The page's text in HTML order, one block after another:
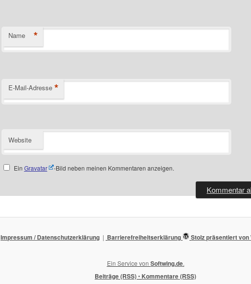
Name *
E-Mail-Adresse *
Website
Ein Gravatar -Bild neben meinen Kommentaren anzeigen.
Impressum / Datenschutzerklärung Barrierefreiheitserklärung Stolz präsentiert von
Ein Service von Softwing.de.
Beiträge (RSS)• Kommentare (RSS)